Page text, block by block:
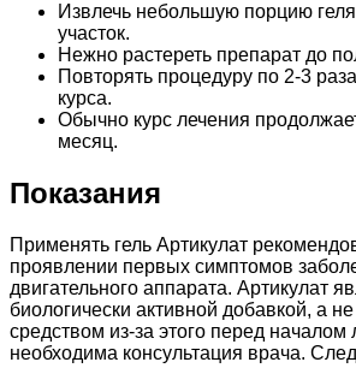
Извлечь небольшую порцию
участок.
Нежно растереть препарат до
Повторять процедуру по 2-3
курса.
Обычно курс лечения
месяц.
Показания
Применять гель Артикулат
проявлении первых симптомов
двигательного аппарата. Артикулат
биологически активной добавкой, а
средством из-за этого перед началом
необходима консультация врача.